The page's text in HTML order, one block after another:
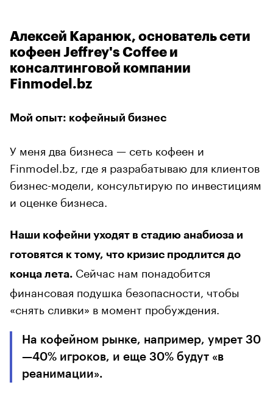
Алексей Каранюк, основатель сети
кофеен Jeffrey's Coffee и
консалтинговой компании
Finmodel.bz
Мой опыт: кофейный бизнес
У меня два бизнеса — сеть кофеен и
Finmodel.bz, где я разрабатываю для клиентов
бизнес-модели, консультирую по инвестициям
и оценке бизнеса.
Наши кофейни уходят в стадию анабиоза и
готовятся к тому, что кризис продлится до
конца лета. Сейчас нам понадобится
финансовая подушка безопасности, чтобы
«снять сливки» в момент пробуждения.
На кофейном рынке, например, умрет 30
—40% игроков, и еще 30% будут «в
реанимации».